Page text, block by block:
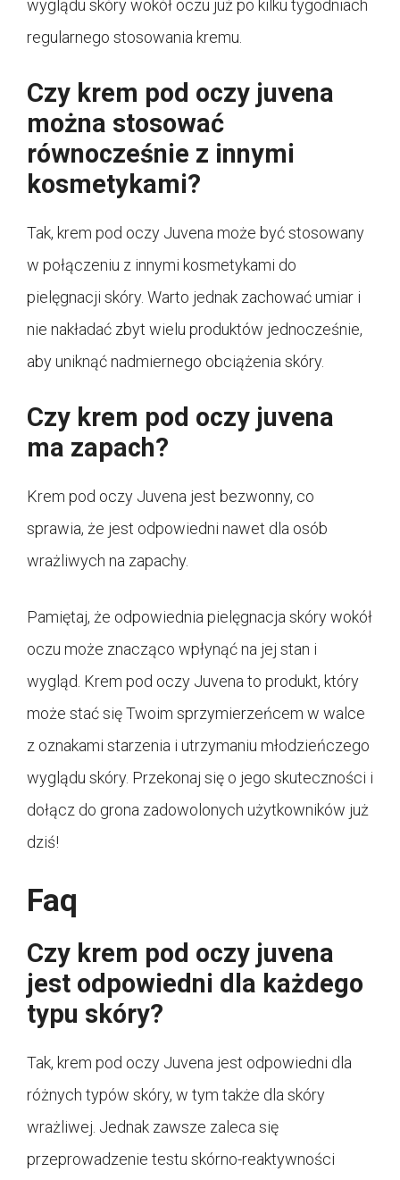
wyglądu skóry wokół oczu już po kilku tygodniach
regularnego stosowania kremu.
Czy krem pod oczy juvena
można stosować
równocześnie z innymi
kosmetykami?
Tak, krem pod oczy Juvena może być stosowany
w połączeniu z innymi kosmetykami do
pielęgnacji skóry. Warto jednak zachować umiar i
nie nakładać zbyt wielu produktów jednocześnie,
aby uniknąć nadmiernego obciążenia skóry.
Czy krem pod oczy juvena
ma zapach?
Krem pod oczy Juvena jest bezwonny, co
sprawia, że jest odpowiedni nawet dla osób
wrażliwych na zapachy.
Pamiętaj, że odpowiednia pielęgnacja skóry wokół
oczu może znacząco wpłynąć na jej stan i
wygląd. Krem pod oczy Juvena to produkt, który
może stać się Twoim sprzymierzeńcem w walce
z oznakami starzenia i utrzymaniu młodzieńczego
wyglądu skóry. Przekonaj się o jego skuteczności i
dołącz do grona zadowolonych użytkowników już
dziś!
Faq
Czy krem pod oczy juvena
jest odpowiedni dla każdego
typu skóry?
Tak, krem pod oczy Juvena jest odpowiedni dla
różnych typów skóry, w tym także dla skóry
wrażliwej. Jednak zawsze zaleca się
przeprowadzenie testu skórno-reaktywności